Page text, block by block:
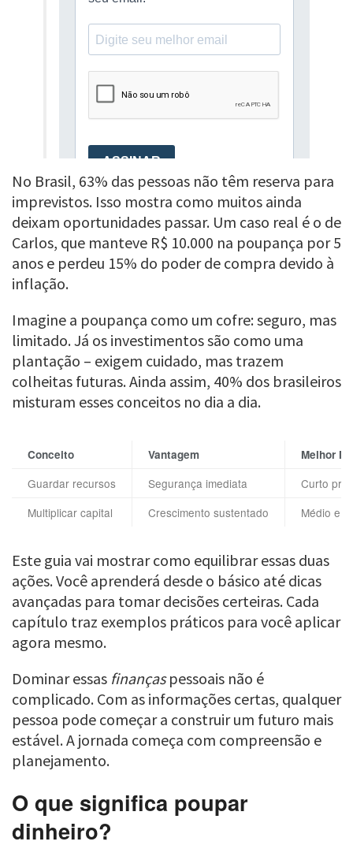
No Brasil, 63% das pessoas não têm reserva para
imprevistos. Isso mostra como muitos ainda
deixam oportunidades passar. Um caso real é o de
Carlos, que manteve R$ 10.000 na poupança por 5
anos e perdeu 15% do poder de compra devido à
inflação.
Imagine a poupança como um cofre: seguro, mas
limitado. Já os investimentos são como uma
plantação – exigem cuidado, mas trazem
colheitas futuras. Ainda assim, 40% dos brasileiros
misturam esses conceitos no dia a dia.
Conceito Vantagem Melhor
Guardar recursos Segurança imediata
Curto
Multiplicar capital
Crescimento sustentado Médio e
Este guia vai mostrar como equilibrar essas duas
ações. Você aprenderá desde o básico até dicas
avançadas para tomar decisões certeiras. Cada
capítulo traz exemplos práticos para você aplicar
agora mesmo.
Dominar essas finançaspessoais não é
complicado. Com as informações certas, qualquer
pessoa pode começar a construir um futuro mais
estável. A jornada começa com compreensão e
planejamento.
O que significa poupar
dinheiro?